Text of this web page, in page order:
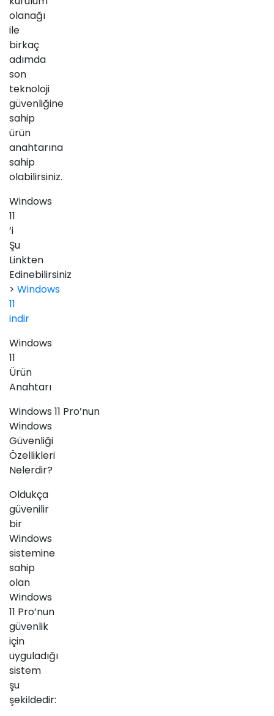
olanağı
ile
birkaç
adımda
son
teknoloji
güvenliğine
sahip
ürün
anahtarına
sahip
olabilirsiniz.
Windows
11
’i
Şu
Linkten
Edinebilirsiniz
> Windows
11
indir
Windows
11
Ürün
Anahtarı
Windows 11 Pro’nun
Windows
Güvenliği
Özellikleri
Nelerdir?
Oldukça
güvenilir
bir
Windows
sistemine
sahip
olan
Windows
11 Pro’nun
güvenlik
için
uyguladığı
sistem
şu
şekildedir: